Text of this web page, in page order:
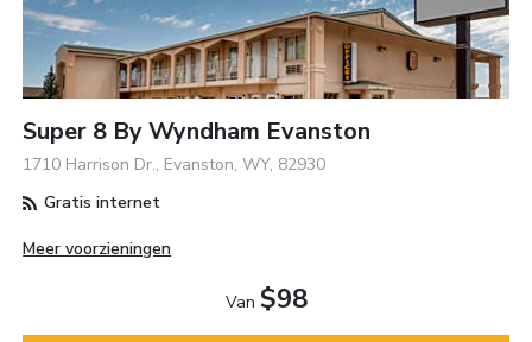
Super 8 By Wyndham Evanston
1710 Harrison Dr., Evanston, WY, 82930
Gratis internet
Meer voorzieningen
Van $98